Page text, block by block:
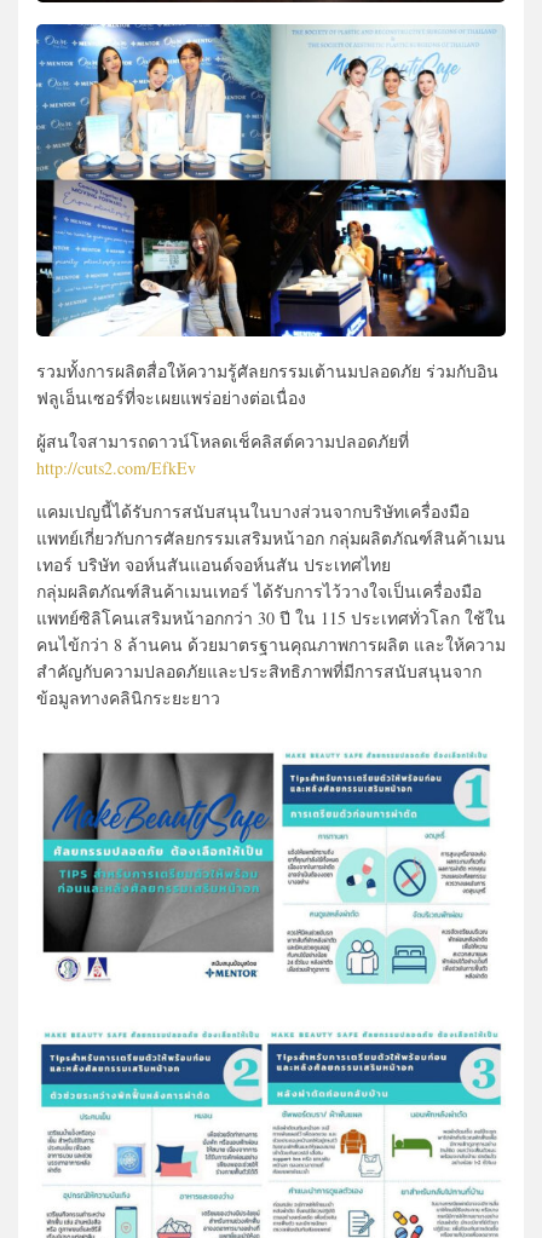
รวมทั้งการผลิตสื่อให้ความรู้ศัลยกรรมเต้านมปลอดภัย ร่วมกับอิน
ฟลูเอ็นเซอร์ที่จะเผยแพร่อย่างต่อเนื่อง
ผู้สนใจสามารถดาวน์โหลดเช็คลิสต์ความปลอดภัยที่
http://cuts2.com/EfkEv
แคมเปญนี้ได้รับการสนับสนุนในบางส่วนจากบริษัทเครื่องมือ
แพทย์เกี่ยวกับการศัลยกรรมเสริมหน้าอก กลุ่มผลิตภัณฑ์สินค้าเมน
เทอร์ บริษัท จอห์นสันแอนด์จอห์นสัน ประเทศไทย
กลุ่มผลิตภัณฑ์สินค้าเมนเทอร์ ได้รับการไว้วางใจเป็นเครื่องมือ
แพทย์ซิลิโคนเสริมหน้าอกกว่า 30 ปี ใน 115 ประเทศทั่วโลก ใช้ใน
คนไข้กว่า 8 ล้านคน ด้วยมาตรฐานคุณภาพการผลิต และให้ความ
สำคัญกับความปลอดภัยและประสิทธิภาพที่มีการสนับสนุนจาก
ข้อมูลทางคลินิกระยะยาว